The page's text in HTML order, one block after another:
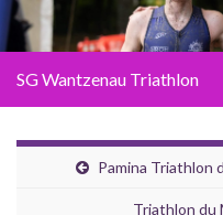
SG Wantzenau Triathlon
Pamina Triathlon
Triathlon du